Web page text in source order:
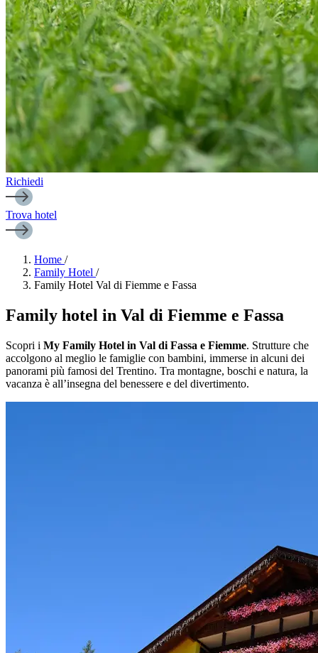
Richiedi
Trova hotel
Home /
Family Hotel /
Family Hotel Val di Fiemme e Fassa
Family hotel in Val di Fiemme e Fassa
Scopri i My Family Hotel in Val di Fassa e Fiemme. Strutture che
accolgono al meglio le famiglie con bambini, immerse in alcuni dei
panorami più famosi del Trentino. Tra montagne, boschi e natura, la
vacanza è all’insegna del benessere e del divertimento.